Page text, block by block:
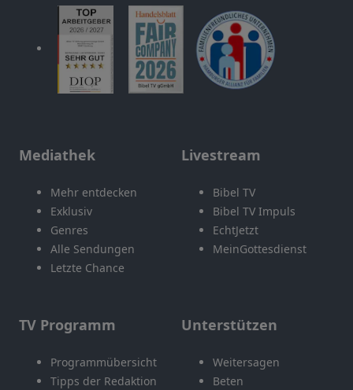
Mediathek
Mehr entdecken
Exklusiv
Genres
Alle Sendungen
Letzte Chance
Livestream
Bibel TV
Bibel TV Impuls
EchtJetzt
MeinGottesdienst
TV Programm
Programmübersicht
Tipps der Redaktion
Unterstützen
Weitersagen
Beten